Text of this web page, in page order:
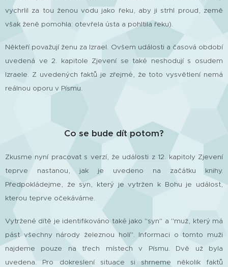
vychrlil za tou ženou vodu jako řeku, aby ji strhl proud, země
však ženě pomohla: otevřela ústa a pohltila řeku).
Někteří považují ženu za Izrael. Ovšem události a časová období
uvedená ve 2. kapitole Zjevení se také neshodují s osudem
Izraele. Z uvedených faktů je zřejmé, že toto vysvětlení nemá
reálnou oporu v Písmu.
Co se bude dít potom?
Zkusme nyní pracovat s verzí, že události z 12. kapitoly Zjevení
teprve nastanou, jak je uvedeno na začátku knihy.
Předpokládejme, že syn, který je vytržen k Bohu je událost,
kterou teprve očekáváme.
Vytržené dítě je identifikováno také jako "syn" a "muž, který má
pást všechny národy železnou holí". Informaci o tomto muži
najdeme pouze na třech místech v Písmu. Dvě už byla
uvedena. Pro dokreslení situace si shrneme několik faktů